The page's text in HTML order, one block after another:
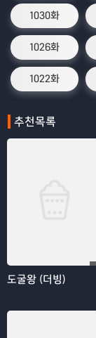
1030화
1026화
1022화
추천목록
도굴왕 (더빙)